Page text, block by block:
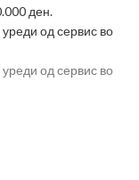
ден.
од сервис во
од сервис во